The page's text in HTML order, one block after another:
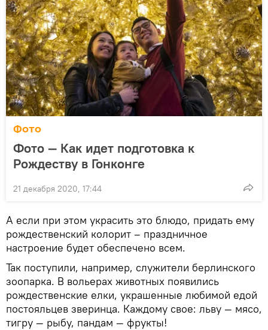
Фото
Фото — Как идет подготовка к
Рождеству в Гонконге
21 декабря 2020, 17:44
А если при этом украсить это блюдо, придать ему
рождественский колорит – праздничное
настроение будет обеспечено всем.
Так поступили, например, служители берлинского
зоопарка. В вольерах животных появились
рождественские елки, украшенные любимой едой
постояльцев зверинца. Каждому свое: льву — мясо,
тигру — рыбу, пандам — фрукты!